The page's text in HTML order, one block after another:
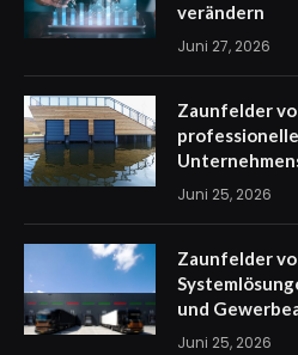
verändern
Juni 27, 2026
Zaunfelder
Juni 25, 2026
Zaunfelder
und
Juni 25, 2026